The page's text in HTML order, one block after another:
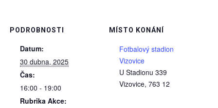
PODROBNOSTI
Datum:
30 dubna, 2025
Čas:
16:00 - 19:00
Rubrika Akce:
MÍSTO KONÁNÍ
Fotbalový stadion
Vizovice
U Stadionu 339
Vizovice, 763 12